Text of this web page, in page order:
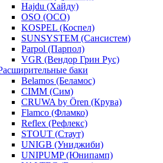
Hajdu (Хайду)
OSO (ОСО)
KOSPEL (Коспел)
SUNSYSTEM (Сансистем)
Parpol (Парпол)
VGR (Вендор Грин Рус)
баки
Belamos (Беламос)
CIMM (Сим)
CRUWA by Ören (Крува)
Flamco (Фламко)
Reflex (Рефлекс)
STOUT (Стаут)
UNIGB (Униджиби)
UNIPUMP (Юнипамп)